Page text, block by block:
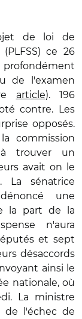
de loi de
ce 26
de l'examen
article). 196
contre. Les
opposés.
commission
à trouver un
avait on le
La sénatrice
une
la part de la
n'aura
et sept
désaccords
ainsi le
nationale, où
La ministre
de l'échec de